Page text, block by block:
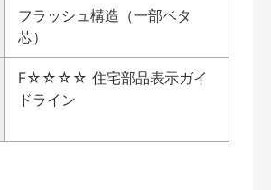
フラッシュ構造（一部ベタ
芯）
F☆☆☆☆ 住宅部品表示ガイ
ドライン